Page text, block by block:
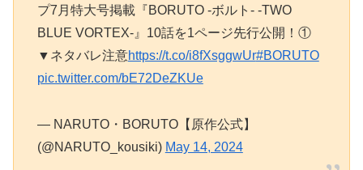
プ7月特大号掲載『BORUTO -ボルト- -TWO
BLUE VORTEX-』10話を1ページ先行公開！①
▼ネタバレ注意https://t.co/i8fXsggwUr#BORUTO
pic.twitter.com/bE72DeZKUe
— NARUTO・BORUTO【原作公式】
(@NARUTO_kousiki) May 14, 2024